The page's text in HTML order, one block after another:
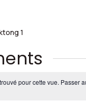
1
pour cette vue. Passer